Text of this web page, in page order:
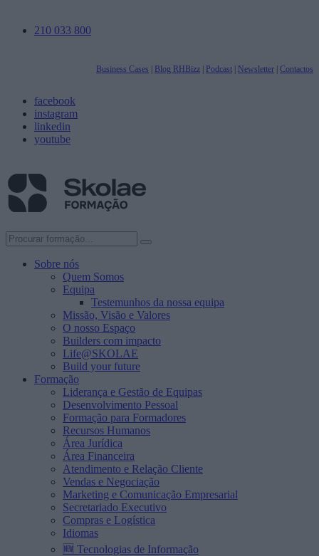
210 033 800
Business Cases Blog RHBizz Podcast Newsletter Contactos
facebook
instagram
linkedin
youtube
Sobre nós
Quem Somos
Equipa
Testemunhos da nossa equipa
Missão, Visão e Valores
O nosso Espaço
Builders com impacto
Life@SKOLAE
Build your future
Formação
Liderança e Gestão de Equipas
Desenvolvimento Pessoal
Formação para Formadores
Recursos Humanos
Área Jurídica
Área Financeira
Atendimento e Relação Cliente
Vendas e Negociação
Marketing e Comunicação Empresarial
Secretariado Executivo
Compras e Logística
Idiomas
🆕 Tecnologias de Informação